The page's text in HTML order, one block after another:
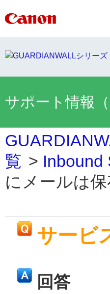
サポート情報
覧 > Inbound
にメールは
サービ
回答